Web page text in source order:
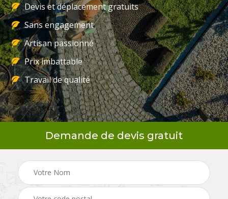
Devis et déplacement gratuits
Sans engagement
Artisan passionné
Prix imbattable
Travail de qualité
Demande de devis gratuit